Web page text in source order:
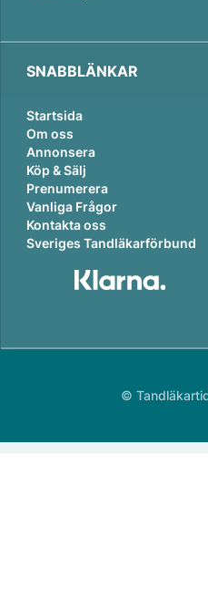
SNABBLÄNKAR
Startsida
Om oss
Annonsera
Köp & Sälj
Prenumerera
Vanliga Frågor
Kontakta oss
Sveriges Tandläkarförbund
©